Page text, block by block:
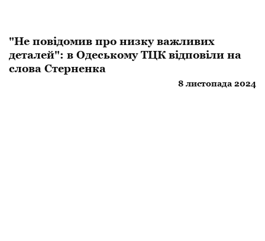
"Не повідомив про низку важливих
деталей": в Одеському ТЦК відповіли на
слова Стерненка
8 листопада 2024